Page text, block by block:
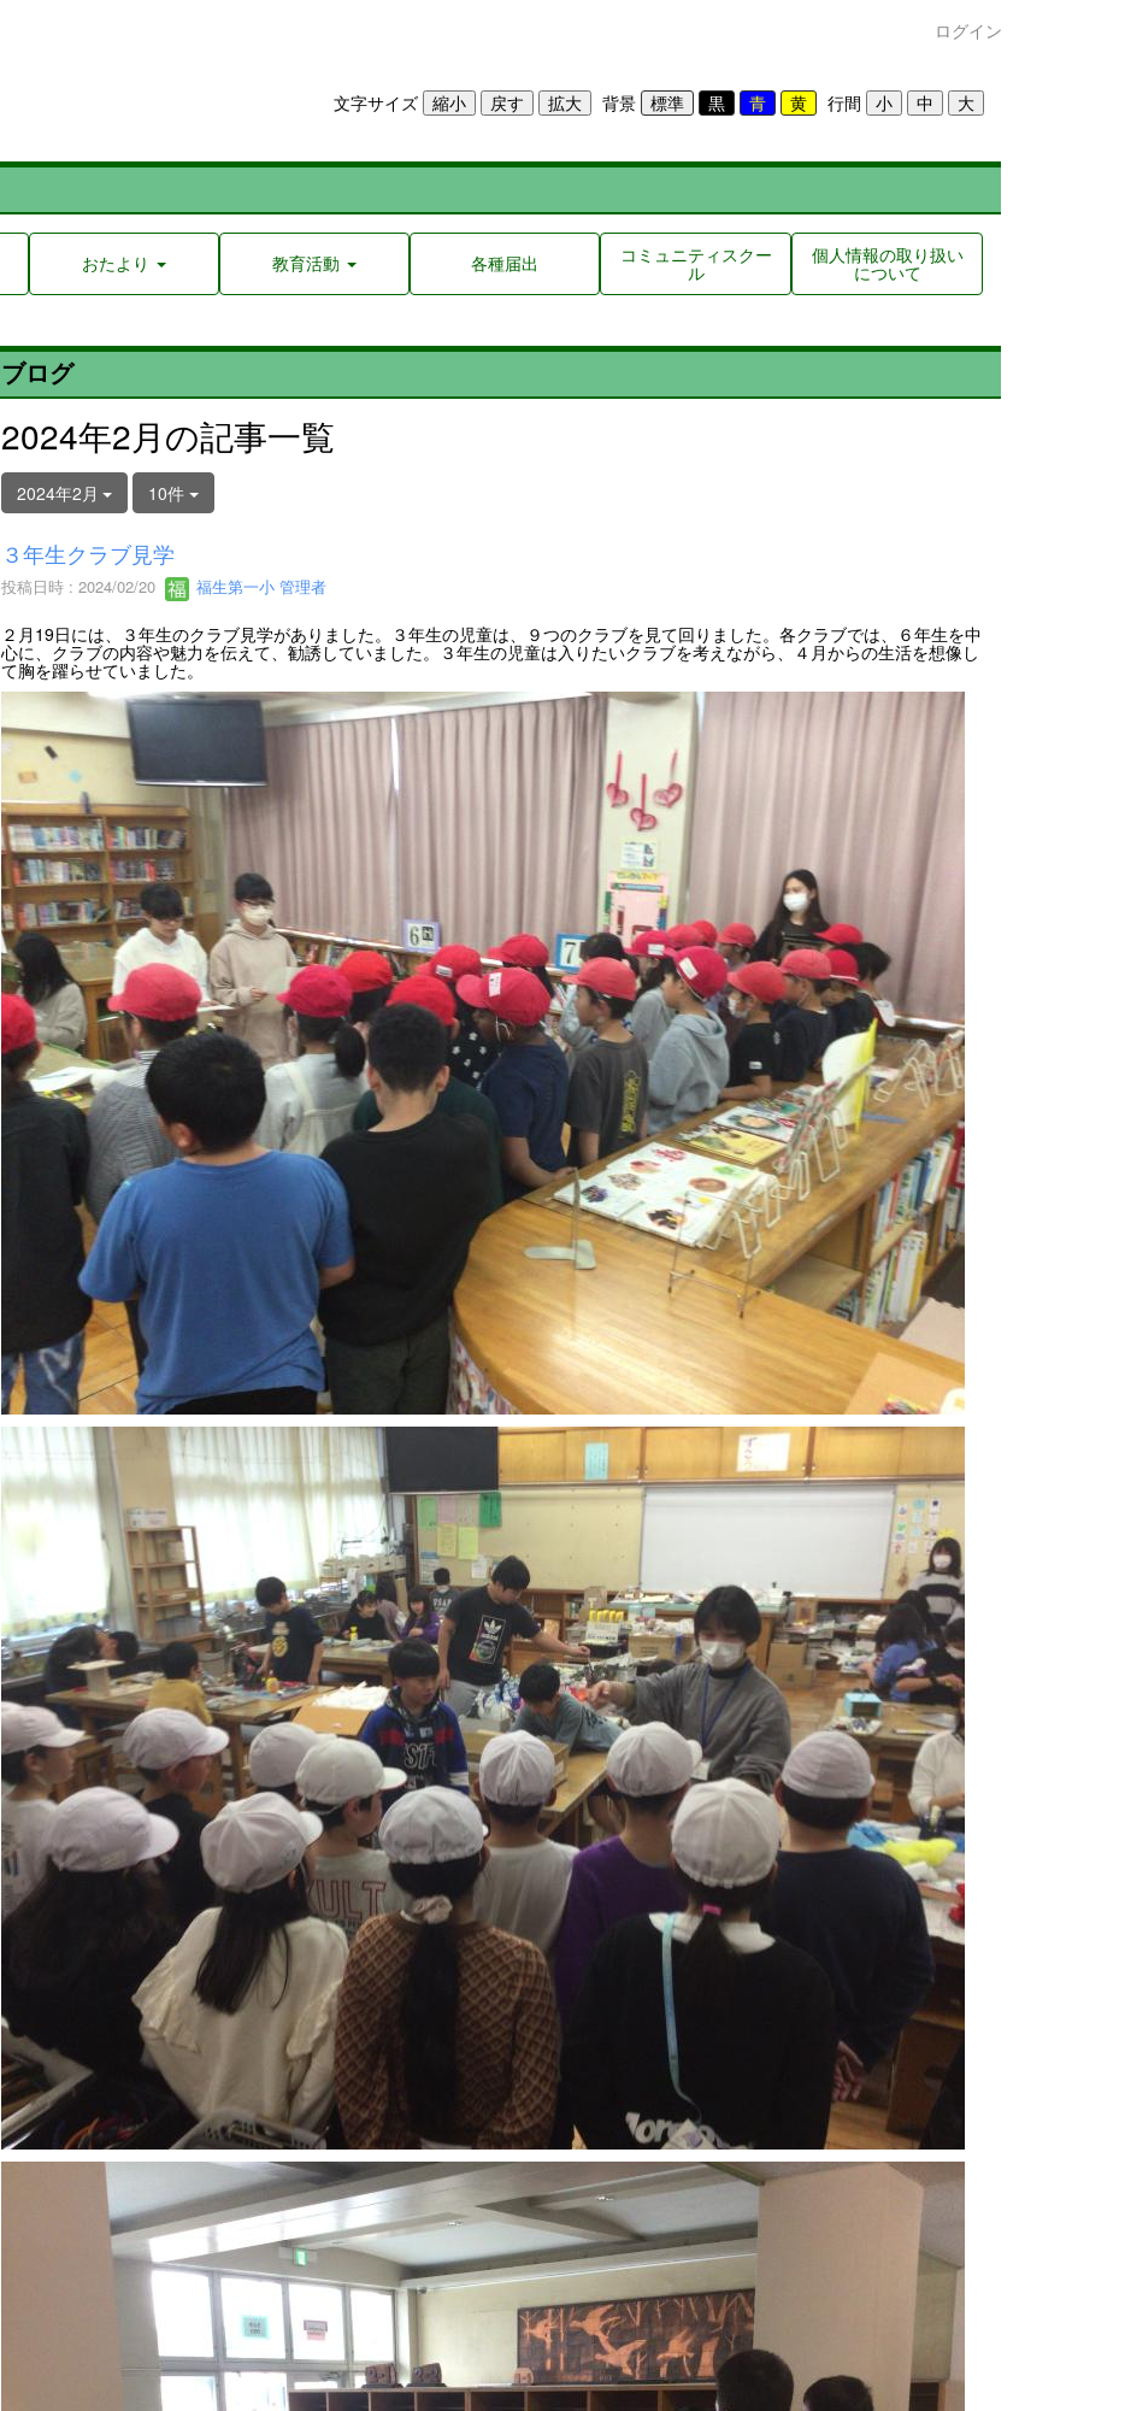
ログイン
文字サイズ 背景 行間
おたより 教育活動 各種届出 コミュニティスクー
ル
個人情報の取り扱い
について
ブログ
2024年2月の記事一覧
2024年2月 10件
３年生クラブ見学
投稿日時 : 2024/02/20 福生第一小 管理者
２月19日には、３年生のクラブ見学がありました。３年生の児童は、９つのクラブを見て回りました。各クラブでは、６年生を中
心に、クラブの内容や魅力を伝えて、勧誘していました。３年生の児童は入りたいクラブを考えながら、４月からの生活を想像し
て胸を躍らせていました。